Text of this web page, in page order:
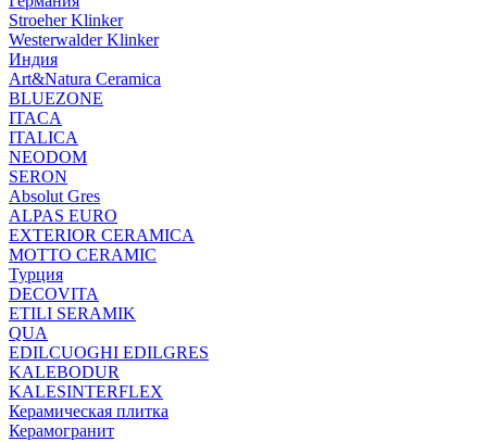
Stroeher Klinker
Westerwalder Klinker
Индия
Art&Natura Ceramica
BLUEZONE
ITACA
ITALICA
NEODOM
SERON
Absolut Gres
ALPAS EURO
EXTERIOR CERAMICA
MOTTO CERAMIC
Турция
DECOVITA
ETILI SERAMIK
QUA
EDILCUOGHI EDILGRES
KALEBODUR
KALESINTERFLEX
Керамическая плитка
Керамогранит